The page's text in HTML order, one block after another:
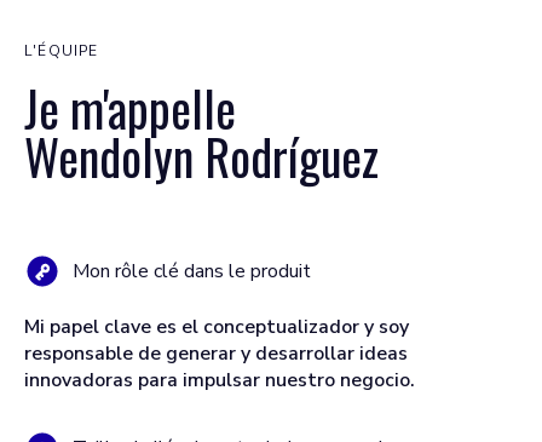
L'ÉQUIPE
Je m'appelle
Wendolyn Rodríguez
Mon rôle clé dans le produit
Mi papel clave es el conceptualizador y soy
responsable de generar y desarrollar ideas
innovadoras para impulsar nuestro negocio.